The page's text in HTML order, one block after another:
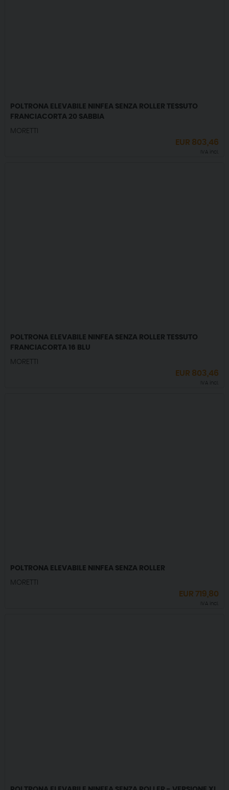
POLTRONA ELEVABILE NINFEA SENZA ROLLER TESSUTO
FRANCIACORTA 20 SABBIA
MORETTI
EUR 803,46
IVA incl.
POLTRONA ELEVABILE NINFEA SENZA ROLLER TESSUTO
FRANCIACORTA 16 BLU
MORETTI
EUR 803,46
IVA incl.
POLTRONA ELEVABILE NINFEA SENZA ROLLER
MORETTI
EUR719,80
IVA incl.